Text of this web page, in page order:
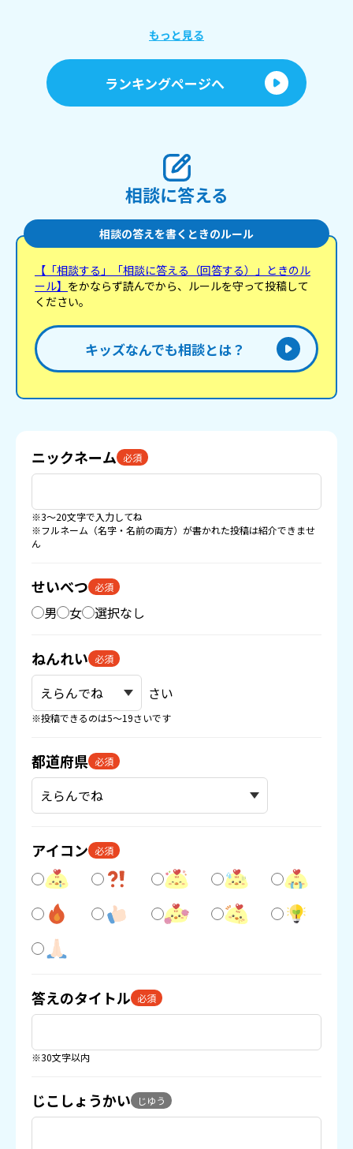
もっと見る
ランキングページへ
相談に答える
相談の答えを書くときのルール
【「相談する」「相談に答える（回答する）」ときのル
ール】 をかならず読んでから、ルールを守って投稿して
ください。
キッズなんでも相談とは？
ニックネーム 必須
※3〜20文字で入力してね
※フルネーム（名字・名前の両方）が書かれた投稿は紹介できませ
ん
せいべつ 必須
男 女 選択なし
ねんれい 必須
さい
※投稿できるのは5〜19さいです
都道府県 必須
アイコン 必須
答えのタイトル 必須
※30文字以内
じこしょうかい じゆう